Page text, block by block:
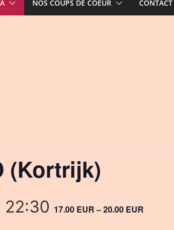
NOS COUPS DE COEUR CONTACT
(Kortrijk)
22:30 17.00 EUR – 20.00 EUR